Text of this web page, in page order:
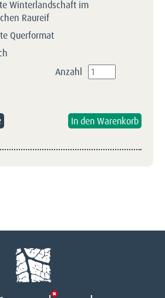
Winterlandschaft im
Raureif
Querformat
Anzahl